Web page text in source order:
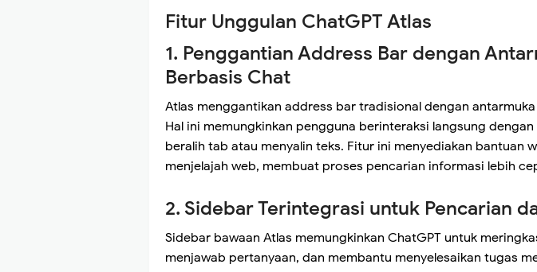
Fitur Unggulan ChatGPT Atlas
1. Penggantian Address Bar dengan
Berbasis Chat
Atlas menggantikan address bar tradisional dengan
Hal ini memungkinkan pengguna berinteraksi langsung
beralih tab atau menyalin teks. Fitur ini menyediakan bantuan
menjelajah web, membuat proses pencarian informasi lebih
2. Sidebar Terintegrasi untuk Pencarian
Sidebar bawaan Atlas memungkinkan ChatGPT untuk
menjawab pertanyaan, dan membantu menyelesaikan tugas